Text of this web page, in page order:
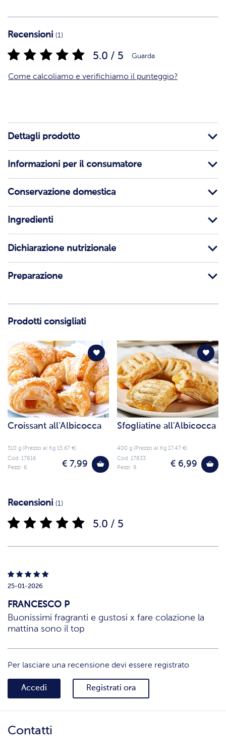
Recensioni (1)
5.0 / 5 Guarda
Come calcoliamo e verifichiamo il punteggio?
Dettagli prodotto
Informazioni per il consumatore
Conservazione domestica
Ingredienti
Dichiarazione nutrizionale
Preparazione
Prodotti consigliati
Croissant all'Albicocca
510 g (Prezzo al Kg 15.67 €)
€ 7,99
Cod. 17816
Pezzi: 6
Sfogliatine all'Albicocca
400 g (Prezzo al Kg 17.47 €)
€ 6,99
Cod. 17833
Pezzi: 8
Recensioni (1)
5.0 / 5
25-01-2026
FRANCESCO P
Buonissimi fragranti e gustosi x fare colazione la
mattina sono il top
Per lasciare una recensione devi essere registrato
Accedi Registrati ora
Contatti